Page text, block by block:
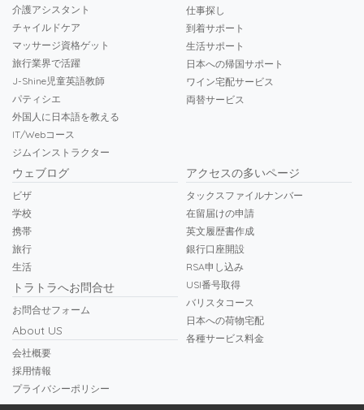
介護アシスタント
チャイルドケア
マッサージ資格ゲット
旅行業界で活躍
J-Shine児童英語教師
パティシエ
外国人に日本語を教える
IT/Webコース
ジムインストラクター
仕事探し
到着サポート
生活サポート
日本への帰国サポート
ワイン宅配サービス
両替サービス
ウェブログ
ビザ
学校
携帯
旅行
生活
トラトラへお問合せ
お問合せフォーム
About US
会社概要
採用情報
プライバシーポリシー
アクセスの多いページ
タックスファイルナンバー
在留届けの申請
英文履歴書作成
銀行口座開設
RSA申し込み
USI番号取得
バリスタコース
日本への荷物宅配
各種サービス料金